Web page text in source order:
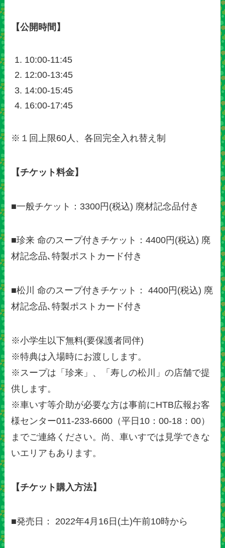
【公開時間】
10:00-11:45
12:00-13:45
14:00-15:45
16:00-17:45
※１回上限60人、各回完全入れ替え制
【チケット料金】
■一般チケット：3300円(税込) 廃材記念品付き
■珍来 命のスープ付きチケット：4400円(税込) 廃
材記念品､特製ポストカード付き
■松川 命のスープ付きチケット： 4400円(税込) 廃
材記念品､特製ポストカード付き
※小学生以下無料(要保護者同伴)
※特典は入場時にお渡しします。
※スープは「珍来」、「寿しの松川」の店舗で提
供します。
※車いす等介助が必要な方は事前にHTB広報お客
様センター011-233-6600（平日10：00-18：00）
までご連絡ください。尚、車いすでは見学できな
いエリアもあります。
【チケット購入方法】
■発売日： 2022年4月16日(土)午前10時から